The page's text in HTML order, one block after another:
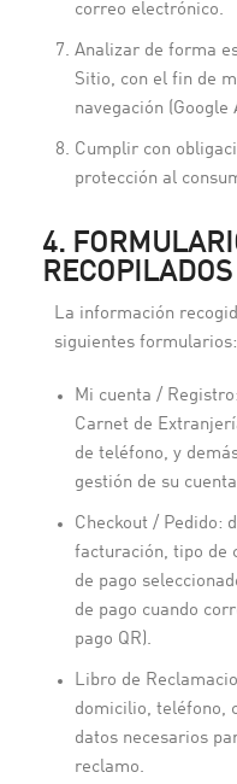
correo electrónico.
Analizar de forma
Sitio, con el fin de
navegación (Google
Cumplir con
protección al
4.
RECOPILADOS
La información
siguientes formularios:
Mi cuenta /
Carnet de
de teléfono, y
gestión de su
Checkout / Pedido:
facturación, tipo de
de pago
de pago cuando
pago QR).
Libro de
domicilio, teléfono,
datos necesarios
reclamo.